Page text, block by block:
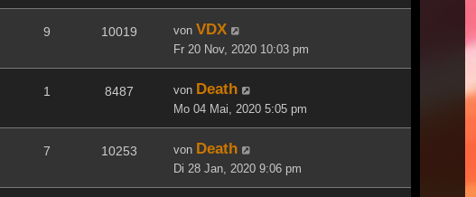
9 10019 von VDX
Fr 20 Nov, 2020 10:03 pm
1 8487 von Death
Mo 04 Mai, 2020 5:05 pm
7 10253 von Death
Di 28 Jan, 2020 9:06 pm